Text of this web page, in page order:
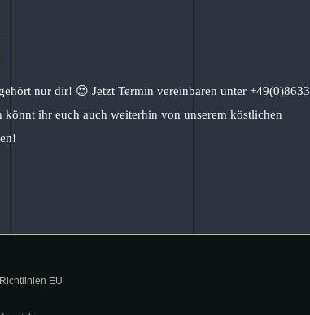
nur dir! 😍 Jetzt Termin vereinbaren unter +49(0)8633
ihr euch auch weiterhin von unserem köstlichen
EU